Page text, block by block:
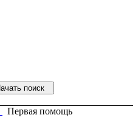
Первая помощь